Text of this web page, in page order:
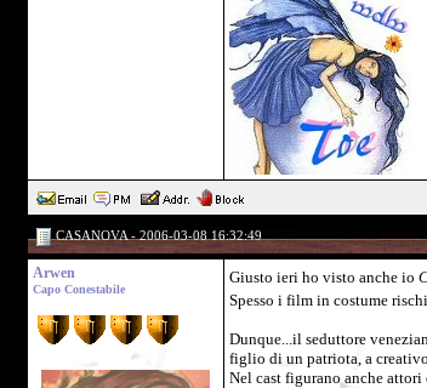
CASANOVA - 2006-03-08 16:32:49
Arwen
Capo Conestabile
Giusto ieri ho visto anche io
Spesso i film in costume
Dunque...il seduttore
figlio di un patriota, a
Nel cast figurano anche